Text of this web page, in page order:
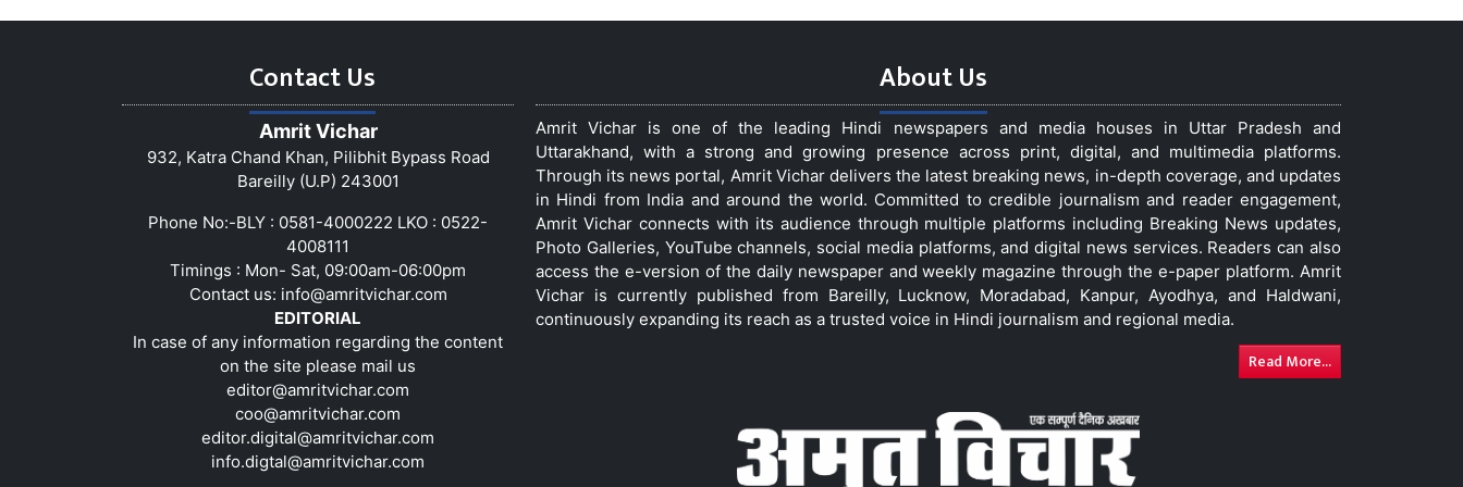
Contact Us
Amrit Vichar
932, Katra Chand Khan, Pilibhit Bypass Road
Bareilly (U.P) 243001
Phone No:-BLY : 0581-4000222 LKO : 0522-
4008111
Timings : Mon- Sat, 09:00am-06:00pm
Contact us: info@amritvichar.com
EDITORIAL
In case of any information regarding the content
on the site please mail us
editor@amritvichar.com
coo@amritvichar.com
editor.digital@amritvichar.com
info.digtal@amritvichar.com
About Us
Amrit Vichar is one of the leading Hindi newspapers and media houses in Uttar Pradesh and
Uttarakhand, with a strong and growing presence across print, digital, and multimedia platforms.
Through its news portal, Amrit Vichar delivers the latest breaking news, in-depth coverage, and updates
in Hindi from India and around the world. Committed to credible journalism and reader engagement,
Amrit Vichar connects with its audience through multiple platforms including Breaking News updates,
Photo Galleries, YouTube channels, social media platforms, and digital news services. Readers can also
access the e-version of the daily newspaper and weekly magazine through the e-paper platform. Amrit
Vichar is currently published from Bareilly, Lucknow, Moradabad, Kanpur, Ayodhya, and Haldwani,
continuously expanding its reach as a trusted voice in Hindi journalism and regional media.
Read More...